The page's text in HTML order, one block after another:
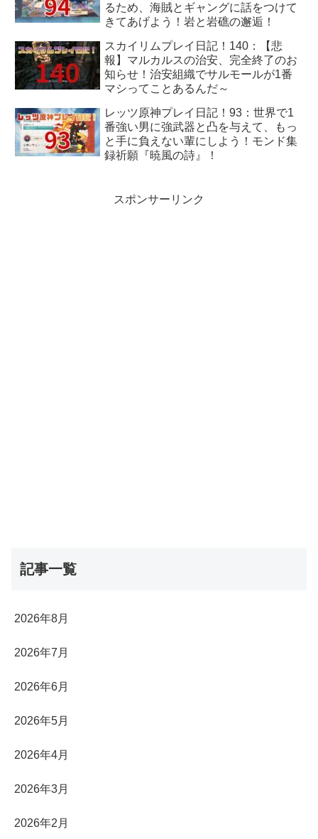
るため、海賊とギャングに話をつけて
きてあげよう！岩と岩礁の邂逅！
スカイリムプレイ日記！140：【悲
報】マルカルスの治安、完全終了のお
知らせ！治安組織でサルモールが1番
マシってことあるんだ～
レッツ原神プレイ日記！93：世界で1
番強い男に強武器と凸を与えて、もっ
と手に負えない輩にしよう！モンド集
録祈願『暁風の詩』！
スポンサーリンク
記事一覧
2026年8月
2026年7月
2026年6月
2026年5月
2026年4月
2026年3月
2026年2月